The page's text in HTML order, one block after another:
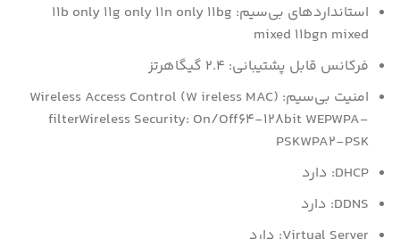
استانداردهای بی‌سیم: 11b only 11g only 11n only 11bg
mixed 11bgn mixed
فرکانس قابل پشتیبانی: 2.4 گیگاهرتز
امنیت بی‌سیم: (Wireless Access Control (W ireless MAC
filterWireless Security: On/Off64-128bit WEPWPA-
PSKWPA2-PSK
DHCP: دارد
DDNS: دارد